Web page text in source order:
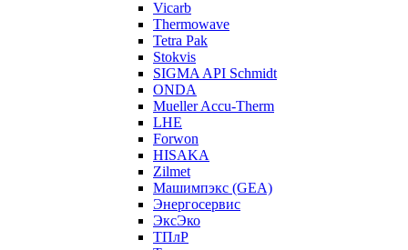
Vicarb
Thermowave
Tetra Pak
Stokvis
SIGMA API Schmidt
ONDA
Mueller Accu-Therm
LHE
Forwon
HISAKA
Zilmet
Машимпэкс (GEA)
Энергосервис
ЭксЭко
ТПлР